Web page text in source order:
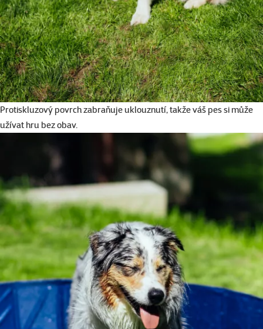
Protiskluzový povrch zabraňuje uklouznutí, takže váš pes si může
užívat hru bez obav.